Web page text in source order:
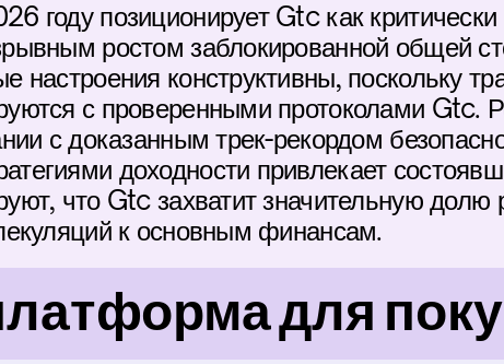
году позиционирует Gtc как
ростом заблокированной общей
настроения конструктивны, поскольку
с проверенными протоколами Gtc.
с доказанным трек-рекордом
доходности привлекает
что Gtc захватит значительную долю
к основным финансам.
для